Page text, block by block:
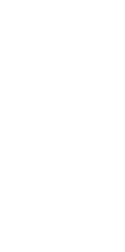
AGOSTO